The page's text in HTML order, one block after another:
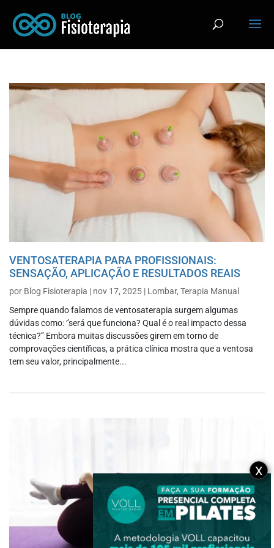
VENTOSATERAPIA PARA PROFISSIONAIS:
SENSAÇÃO, APLICAÇÃO E RESULTADOS REAIS
por Blog Fisioterapia | nov 17, 2025 | Lombar, Terapia Manual
Sempre quando falamos de ventosaterapia surgem algumas
dúvidas como: ‘’será que funciona? Qual é o real impacto dessa
técnica?’’ Embora muitas discussões girem em torno de
comprovações científicas, a prática clínica mostra que a ventosa
tem seu valor, principalmente...
X